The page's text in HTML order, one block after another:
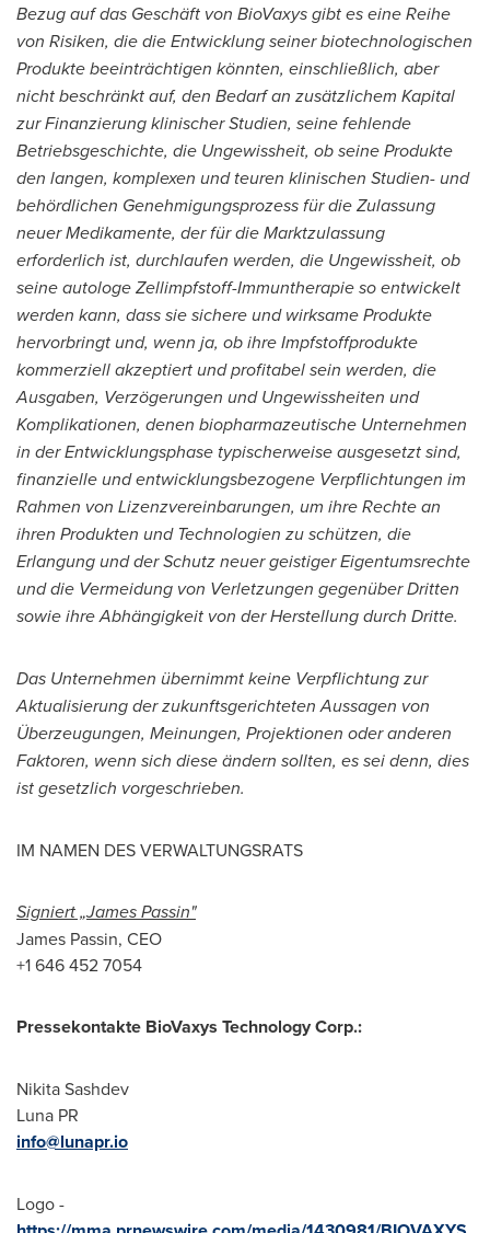
Bezug auf das Geschäft von BioVaxys gibt es eine Reihe
von Risiken, die die Entwicklung seiner biotechnologischen
Produkte beeinträchtigen könnten, einschließlich, aber
nicht beschränkt auf, den Bedarf an zusätzlichem Kapital
zur Finanzierung klinischer Studien, seine fehlende
Betriebsgeschichte, die Ungewissheit, ob seine Produkte
den langen, komplexen und teuren klinischen Studien- und
behördlichen Genehmigungsprozess für die Zulassung
neuer Medikamente, der für die Marktzulassung
erforderlich ist, durchlaufen werden, die Ungewissheit, ob
seine autologe Zellimpfstoff-Immuntherapie so entwickelt
werden kann, dass sie sichere und wirksame Produkte
hervorbringt und, wenn ja, ob ihre Impfstoffprodukte
kommerziell akzeptiert und profitabel sein werden, die
Ausgaben, Verzögerungen und Ungewissheiten und
Komplikationen, denen biopharmazeutische Unternehmen
in der Entwicklungsphase typischerweise ausgesetzt sind,
finanzielle und entwicklungsbezogene Verpflichtungen im
Rahmen von Lizenzvereinbarungen, um ihre Rechte an
ihren Produkten und Technologien zu schützen, die
Erlangung und der Schutz neuer geistiger Eigentumsrechte
und die Vermeidung von Verletzungen gegenüber Dritten
sowie ihre Abhängigkeit von der Herstellung durch Dritte.
Das Unternehmen übernimmt keine Verpflichtung zur
Aktualisierung der zukunftsgerichteten Aussagen von
Überzeugungen, Meinungen, Projektionen oder anderen
Faktoren, wenn sich diese ändern sollten, es sei denn, dies
ist gesetzlich vorgeschrieben.
IM NAMEN DES VERWALTUNGSRATS
Signiert „James Passin"
James Passin, CEO
+1 646 452 7054
Pressekontakte BioVaxys Technology Corp.:
Nikita Sashdev
Luna PR
info@lunapr.io
Logo -